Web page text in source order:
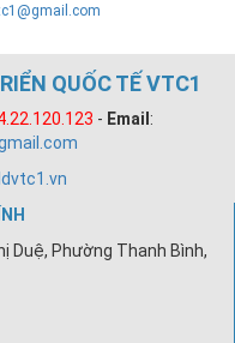
QUỐC TẾ VTC1
- Email :
Duệ, Phường Thanh Bình,